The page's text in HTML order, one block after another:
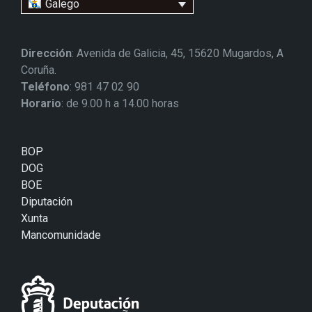
Galego
Dirección: Avenida de Galicia, 45, 15620 Mugardos, A
Coruña.
Teléfono: 981 47 02 90
Horario: de 9.00 h a 14.00 horas
BOP
DOG
BOE
Diputación
Xunta
Mancomunidade